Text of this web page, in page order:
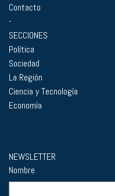
Contacto
-
SECCIONES
Política
Sociedad
La Región
Ciencia y Tecnología
Economía
NEWSLETTER
Nombre